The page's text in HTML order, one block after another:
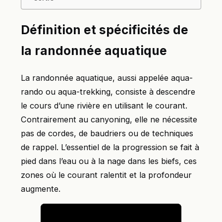
Définition et spécificités de
la randonnée aquatique
La randonnée aquatique, aussi appelée aqua-
rando ou aqua-trekking, consiste à descendre
le cours d’une rivière en utilisant le courant.
Contrairement au canyoning, elle ne nécessite
pas de cordes, de baudriers ou de techniques
de rappel. L’essentiel de la progression se fait à
pied dans l’eau ou à la nage dans les biefs, ces
zones où le courant ralentit et la profondeur
augmente.